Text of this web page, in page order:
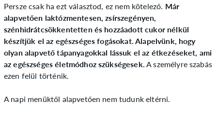
Persze csak ha ezt választod, ez nem kötelező. Már
alapvetően laktózmentesen, zsírszegényen,
szénhidrátcsökkentetten és hozzáadott cukor nélkül
készítjük el az egészséges fogásokat. Alapelvünk, hogy
olyan alapvető tápanyagokkal lássuk el az étkezéseket, ami
az egészséges életmódhoz szükségesek.A személyre szabás
ezen felül történik.
A napi menüktől alapvetően nem tudunk eltérni.